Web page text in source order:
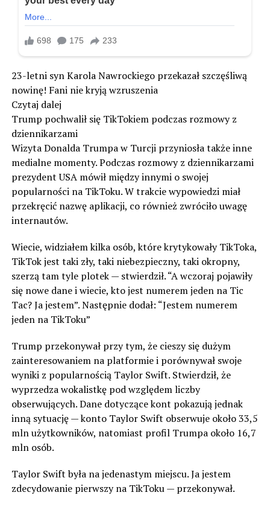
23-letni syn Karola Nawrockiego przekazał szczęśliwą
nowinę! Fani nie kryją wzruszenia
Czytaj dalej
Trump pochwalił się TikTokiem podczas rozmowy z
dziennikarzami
Wizyta Donalda Trumpa w Turcji przyniosła także inne
medialne momenty. Podczas rozmowy z dziennikarzami
prezydent USA mówił między innymi o swojej
popularności na TikToku. W trakcie wypowiedzi miał
przekręcić nazwę aplikacji, co również zwróciło uwagę
internautów.
Wiecie, widziałem kilka osób, które krytykowały TikToka,
TikTok jest taki zły, taki niebezpieczny, taki okropny,
szerzą tam tyle plotek — stwierdził. “A wczoraj pojawiły
się nowe dane i wiecie, kto jest numerem jeden na Tic
Tac? Ja jestem”. Następnie dodał: “Jestem numerem
jeden na TikToku”
Trump przekonywał przy tym, że cieszy się dużym
zainteresowaniem na platformie i porównywał swoje
wyniki z popularnością Taylor Swift. Stwierdził, że
wyprzedza wokalistkę pod względem liczby
obserwujących. Dane dotyczące kont pokazują jednak
inną sytuację — konto Taylor Swift obserwuje około 33,5
mln użytkowników, natomiast profil Trumpa około 16,7
mln osób.
Taylor Swift była na jedenastym miejscu. Ja jestem
zdecydowanie pierwszy na TikToku — przekonywał.